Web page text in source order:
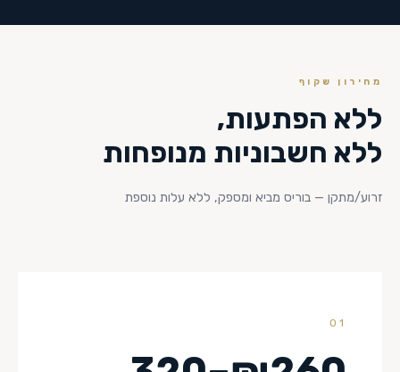
מחירון שקוף
ללא הפתעות,
ללא חשבוניות מנופחות
זרוע/מתקן — בוריס מביא ומספק, ללא עלות נוספת
01